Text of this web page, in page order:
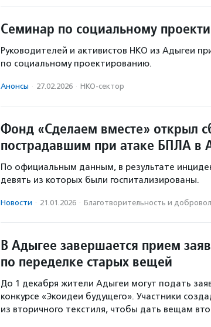
Семинар по социальному
Руководителей и активистов НКО из Адыгеи
по социальному проектированию.
Анонсы · 27.02.2026 · НКО-сектор
Фонд «Сделаем вместе» открыл
пострадавшим при атаке БПЛА в
По официальным данным, в результате
девять из которых были госпитализированы.
Новости · 21.01.2026 · Благотвори­тель­ность и
В Адыгее завершается прием
по переделке старых вещей
До 1 декабря жители Адыгеи могут подать
конкурсе «Экоидеи будущего». Участники
из вторичного текстиля, чтобы дать вещам